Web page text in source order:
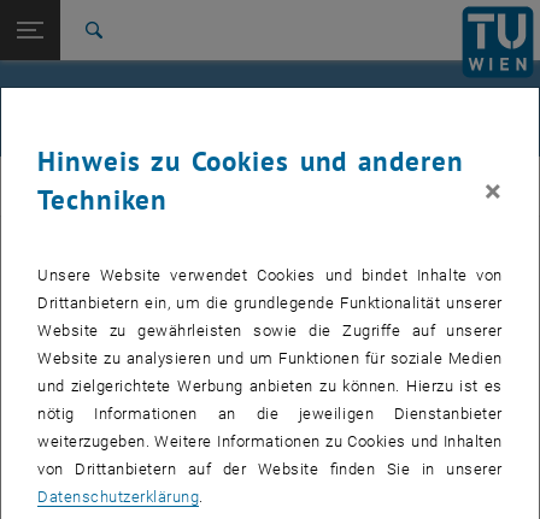
TU Login
Studium
International
Zur 1. Menü Ebene
femTUme
Zurück: Subseiten von femTUme auflisten
Zurück zur letzten Ebene:
femTUme
Jour fixe
femTUme
VERANSTALTUNGEN VOM 21. JULI 2026
Stammtisch 04.08.
04
AUG. 26
04 August 2026 bis
–
ANDERE tba, 1060 Wien
Hinweis zu Cookies und anderen
Techniken
×
Unsere Website verwendet Cookies und bindet Inhalte von
Drittanbietern ein, um die grundlegende Funktionalität unserer
Website zu gewährleisten sowie die Zugriffe auf unserer
Website zu analysieren und um Funktionen für soziale Medien
und zielgerichtete Werbung anbieten zu können. Hierzu ist es
nötig Informationen an die jeweiligen Dienstanbieter
weiterzugeben. Weitere Informationen zu Cookies und Inhalten
von Drittanbietern auf der Website finden Sie in unserer
Datenschutzerklärung.